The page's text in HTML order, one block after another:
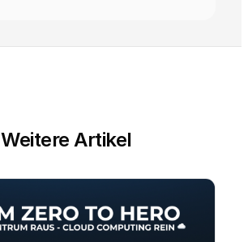
Weitere Artikel